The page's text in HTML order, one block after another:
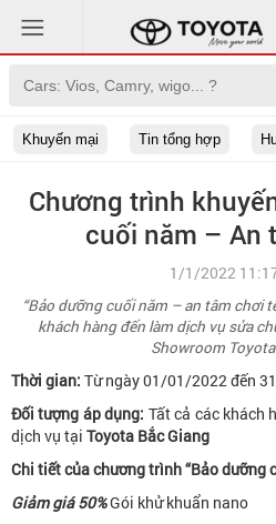
Khuyến mại Tin tổng hợp
Chương trình
cuối năm – An
1/1/2022
“Bảo dưỡng cuối năm – an tâm chơi
khách hàng đến làm dịch vụ sửa
Showroom
Thời gian: Từ ngày 01/01/2022 đến
Đối tượng áp dụng: Tất cả các khách
dịch vụ tại Toyota Bắc Giang
Chi tiết của chương trình “Bảo dưỡng
Giảm giá 50%Gói khử khuẩn nano